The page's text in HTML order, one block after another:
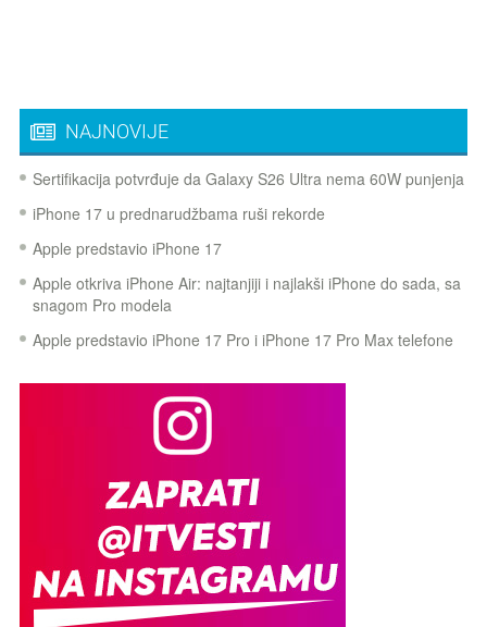
NAJNOVIJE
Sertifikacija potvrđuje da Galaxy S26 Ultra nema 60W punjenja
iPhone 17 u prednarudžbama ruši rekorde
Apple predstavio iPhone 17
Apple otkriva iPhone Air: najtanjiji i najlakši iPhone do sada, sa
snagom Pro modela
Apple predstavio iPhone 17 Pro i iPhone 17 Pro Max telefone